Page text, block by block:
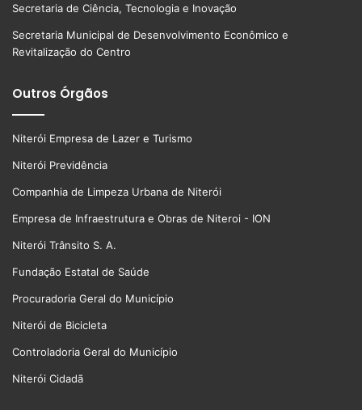
Secretaria de Ciência, Tecnologia e Inovação
Secretaria Municipal de Desenvolvimento Econômico e
Revitalização do Centro
Outros Órgãos
Niterói Empresa de Lazer e Turismo
Niterói Previdência
Companhia de Limpeza Urbana de Niterói
Empresa de Infraestrutura e Obras de Niteroi - ION
Niterói Trânsito S. A.
Fundação Estatal de Saúde
Procuradoria Geral do Município
Niterói de Bicicleta
Controladoria Geral do Município
Niterói Cidadã